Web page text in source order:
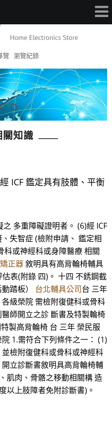
覽 瀏覽紀錄
關知識
ICF 鑑定具有肢體、平衡
多重障礙證明者。 (6)經 ICF
失智症 (檢附申請、 鑑定相
科或神經科或身障醫療 相關
正器敘明具有高背輪椅輔具
表(附錄 四)。 十四 不銹鋼截
踏板） 台北輔具公司台 三年
級榮院 需檢附復健科或骨科
師開立之診 斷書及特製輪椅
製高背輪椅 台 三年 榮民服
1.需符合下列條件之一： (1)
檢附復健科或骨科或神經科
立診斷書敘明具高背輪椅輔
肌肉、骨骼之移動相關構 造
以上肢障者免附診斷書)。